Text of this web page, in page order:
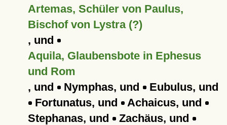
Artemas, Schüler von Paulus,
Bischof von Lystra (?)
, und
Aquila, Glaubensbote in Ephesus
und Rom
, und Nymphas, und Eubulus, und
Fortunatus, und Achaicus, und
Stephanas, und Zachäus, und